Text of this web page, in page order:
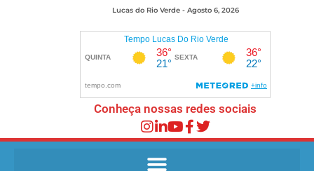
Lucas do Rio Verde - Agosto 6, 2026
Conheça nossas redes sociais